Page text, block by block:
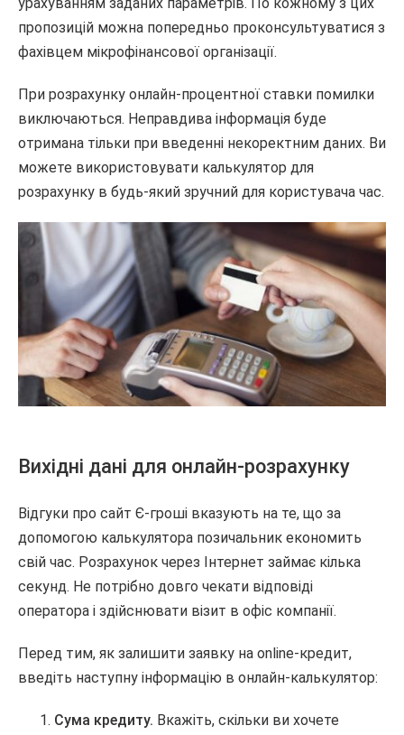
пропозицій можна попередньо проконсультуватися з
фахівцем мікрофінансової організації.
При розрахунку онлайн-процентної ставки помилки
виключаються. Неправдива інформація буде
отримана тільки при введенні некоректним даних. Ви
можете використовувати калькулятор для
розрахунку в будь-який зручний для користувача час.
Вихідні дані для онлайн-розрахунку
Відгуки про сайт Є-гроші вказують на те, що за
допомогою калькулятора позичальник економить
свій час. Розрахунок через Інтернет займає кілька
секунд. Не потрібно довго чекати відповіді
оператора і здійснювати візит в офіс компанії.
Перед тим, як залишити заявку на online-кредит,
введіть наступну інформацію в онлайн-калькулятор:
Сума кредиту. Вкажіть, скільки ви хочете